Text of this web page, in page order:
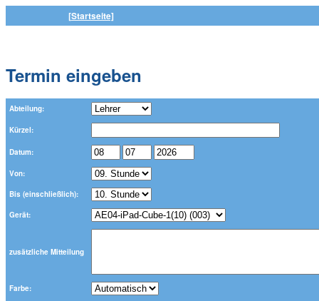
[Startseite]
Termin eingeben
Abteilung:
Kürzel:
Datum:
Von:
Bis (einschließlich):
Gerät:
zusätzliche Mitteilung
Farbe: